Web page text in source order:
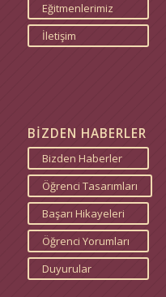
Eğitmenlerimiz
İletişim
BİZDEN HABERLER
Bizden Haberler
Öğrenci Tasarımları
Başarı Hikayeleri
Öğrenci Yorumları
Duyurular